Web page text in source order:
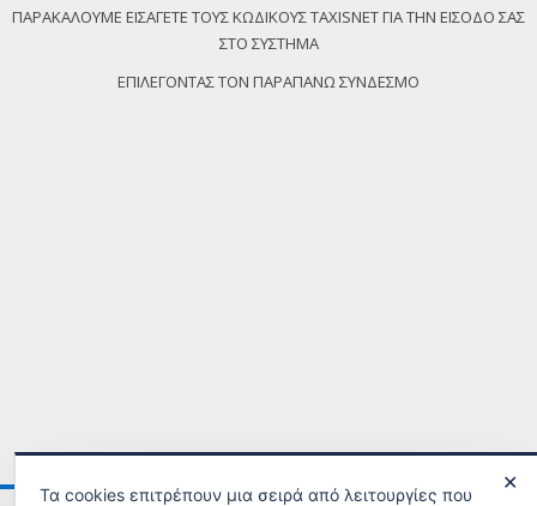
ΠΑΡΑΚΑΛΟΥΜΕ ΕΙΣΑΓΕΤΕ ΤΟΥΣ ΚΩΔΙΚΟΥΣ TAXISNET ΓΙΑ ΤΗΝ ΕΙΣΟΔΟ ΣΑΣ
ΣΤΟ ΣΥΣΤΗΜΑ
ΕΠΙΛΕΓΟΝΤΑΣ ΤΟΝ ΠΑΡΑΠΑΝΩ ΣΥΝΔΕΣΜΟ
✕
Τα cookies επιτρέπουν μια σειρά από λειτουργίες που